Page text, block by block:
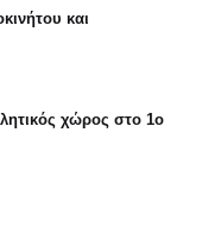
και
χώρος στο 1ο